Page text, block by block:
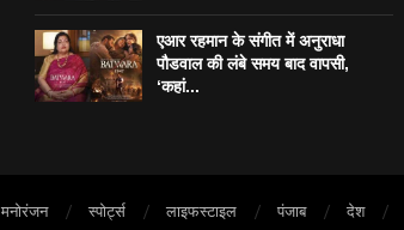
एआर रहमान के संगीत में अनुराधा
पौडवाल की लंबे समय बाद वापसी,
‘कहां...
मनोरंजन स्पोर्ट्स लाइफस्टाइल पंजाब देश